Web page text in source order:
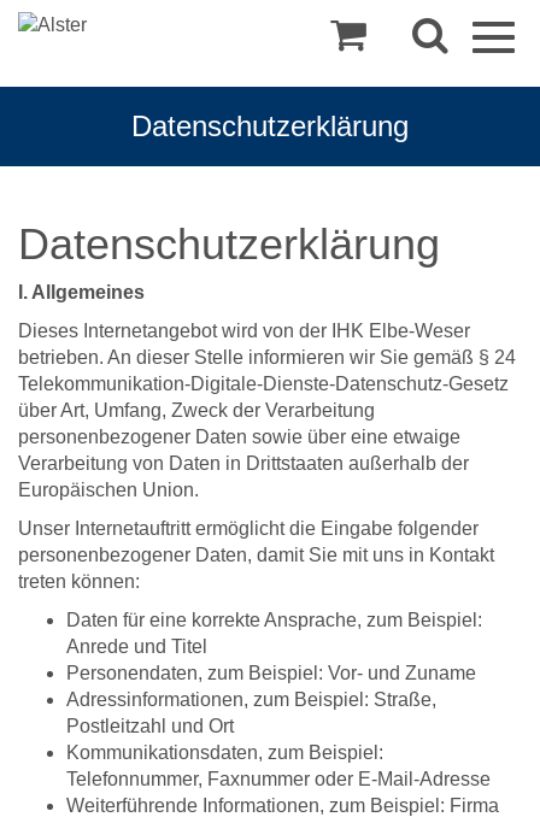
Datenschutzerklärung
Datenschutzerklärung
I. Allgemeines
Dieses Internetangebot wird von der IHK Elbe-Weser
betrieben. An dieser Stelle informieren wir Sie gemäß § 24
Telekommunikation-Digitale-Dienste-Datenschutz-Gesetz
über Art, Umfang, Zweck der Verarbeitung
personenbezogener Daten sowie über eine etwaige
Verarbeitung von Daten in Drittstaaten außerhalb der
Europäischen Union.
Unser Internetauftritt ermöglicht die Eingabe folgender
personenbezogener Daten, damit Sie mit uns in Kontakt
treten können:
Daten für eine korrekte Ansprache, zum Beispiel:
Anrede und Titel
Personendaten, zum Beispiel: Vor- und Zuname
Adressinformationen, zum Beispiel: Straße,
Postleitzahl und Ort
Kommunikationsdaten, zum Beispiel:
Telefonnummer, Faxnummer oder E-Mail-Adresse
Weiterführende Informationen, zum Beispiel: Firma